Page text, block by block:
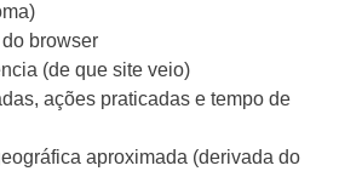
browser
(de que site veio)
ações praticadas e tempo de
aproximada (derivada do